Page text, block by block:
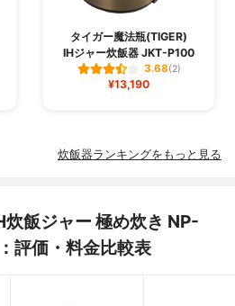
タイガー魔法瓶(TIGER)
IHジャー炊飯器 JKT-P100
3.68(2)
¥13,190
炊飯器ランキングをもっと見る
飯ジャー 極め炊き NP-
評価・料金比較表